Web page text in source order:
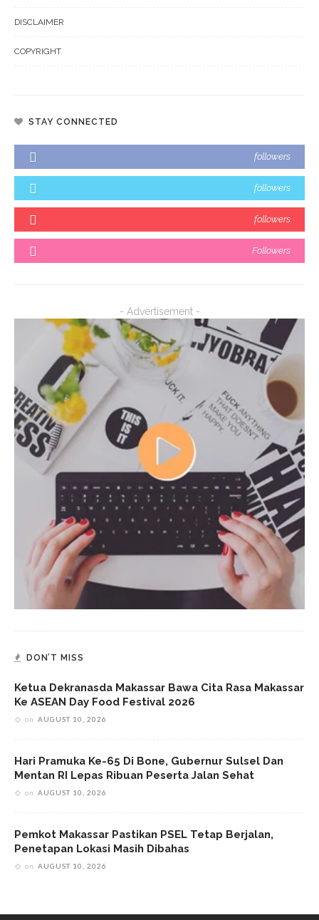
DISCLAIMER
COPYRIGHT
STAY CONNECTED
followers
followers
followers
Followers
- Advertisement -
DON’T MISS
Ketua Dekranasda Makassar Bawa Cita Rasa Makassar
Ke ASEAN Day Food Festival 2026
on AUGUST 10, 2026
Hari Pramuka Ke-65 Di Bone, Gubernur Sulsel Dan
Mentan RI Lepas Ribuan Peserta Jalan Sehat
on AUGUST 10, 2026
Pemkot Makassar Pastikan PSEL Tetap Berjalan,
Penetapan Lokasi Masih Dibahas
on AUGUST 10, 2026